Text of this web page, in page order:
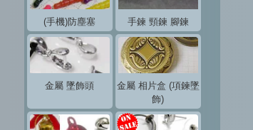
(手機)防塵塞 手鍊 頸鍊 腳鍊
金屬 墜飾頭
金屬 相片盒 (項鍊墜
飾)